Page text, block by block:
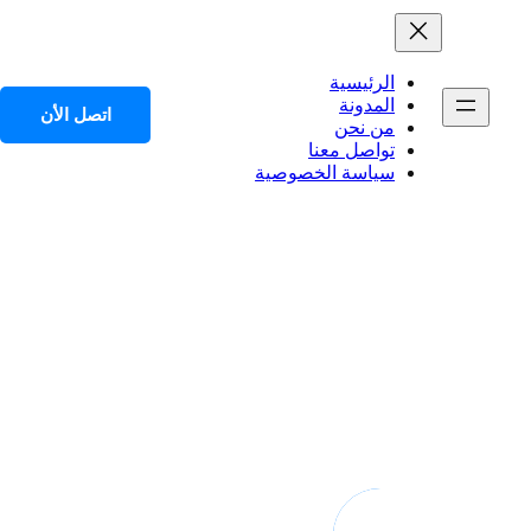
الرئيسية
المدونة
من نحن
تواصل معنا
سياسة الخصوصية
اتصل الأن